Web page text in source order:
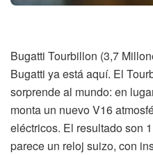
Bugatti Tourbillon (3,7
Bugatti ya está aquí. El
sorprende al mundo: en
monta un nuevo V16
eléctricos. El resultado son
parece un reloj suizo, con